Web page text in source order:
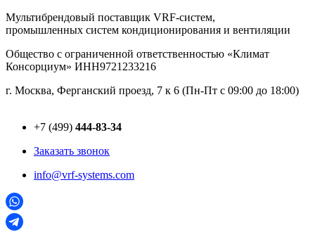
Перейти
к
Мультибрендовый поставщик VRF-cистем,
промышленных систем кондиционирования и вентиляции
Общество с ограниченной ответственностью «Климат
Консорциум» ИНН9721233216
г. Москва, Ферганский проезд, 7 к 6 (Пн-Пт с 09:00 до 18:00)
+7 (499) 444-83-34
Заказать звонок
info@vrf-systems.com